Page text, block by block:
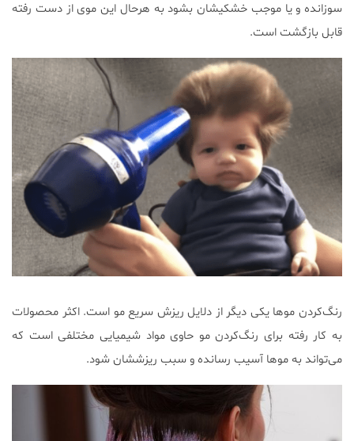
سوزانده و یا موجب خشکیشان بشود به‌ هرحال این موی از دست رفته
قابل بازگشت است.
رنگ‌کردن موها یکی دیگر از دلایل ریزش سریع مو است. اکثر محصولات
به کار رفته برای رنگ‌کردن مو حاوی مواد شیمیایی مختلفی است که
می‌تواند به موها آسیب رسانده و سبب ریزششان شود.